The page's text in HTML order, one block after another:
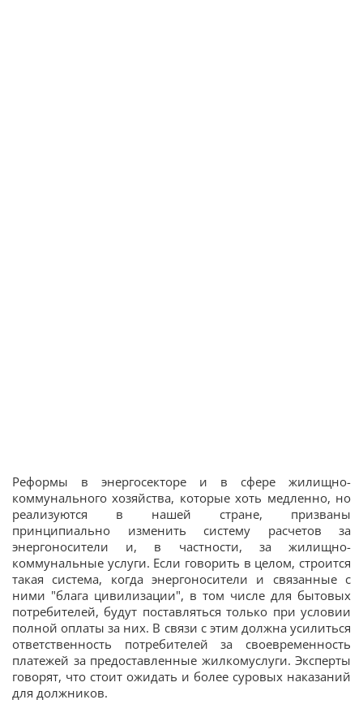
Реформы в энергосекторе и в сфере жилищно-
коммунального хозяйства, которые хоть медленно, но
реализуются в нашей стране, призваны
принципиально изменить систему расчетов за
энергоносители и, в частности, за жилищно-
коммунальные услуги. Если говорить в целом, строится
такая система, когда энергоносители и связанные с
ними "блага цивилизации", в том числе для бытовых
потребителей, будут поставляться только при условии
полной оплаты за них. В связи с этим должна усилиться
ответственность потребителей за своевременность
платежей за предоставленные жилкомуслуги. Эксперты
говорят, что стоит ожидать и более суровых наказаний
для должников.